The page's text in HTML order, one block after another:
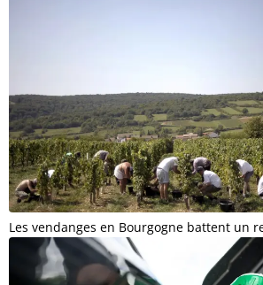
Les vendanges en Bourgogne battent un